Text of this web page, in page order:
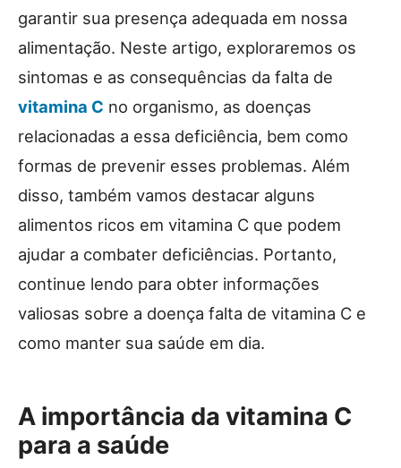
garantir sua presença adequada em nossa
alimentação. Neste artigo, exploraremos os
sintomas e as consequências da falta de
vitamina C no organismo, as doenças
relacionadas a essa deficiência, bem como
formas de prevenir esses problemas. Além
disso, também vamos destacar alguns
alimentos ricos em vitamina C que podem
ajudar a combater deficiências. Portanto,
continue lendo para obter informações
valiosas sobre a doença falta de vitamina C e
como manter sua saúde em dia.
A importância da vitamina C
para a saúde